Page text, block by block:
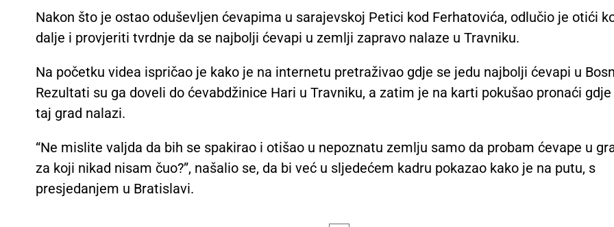
Nakon što je ostao oduševljen ćevapima u sarajevskoj Petici kod Ferhatovića, odlučio je otići
dalje i provjeriti tvrdnje da se najbolji ćevapi u zemlji zapravo nalaze u Travniku.
Na početku videa ispričao je kako je na internetu pretraživao gdje se jedu najbolji ćevapi u
Rezultati su ga doveli do ćevabdžinice Hari u Travniku, a zatim je na karti pokušao pronaći gdje
taj grad nalazi.
“Ne mislite valjda da bih se spakirao i otišao u nepoznatu zemlju samo da probam ćevape u
za koji nikad nisam čuo?”, našalio se, da bi već u sljedećem kadru pokazao kako je na putu, s
presjedanjem u Bratislavi.